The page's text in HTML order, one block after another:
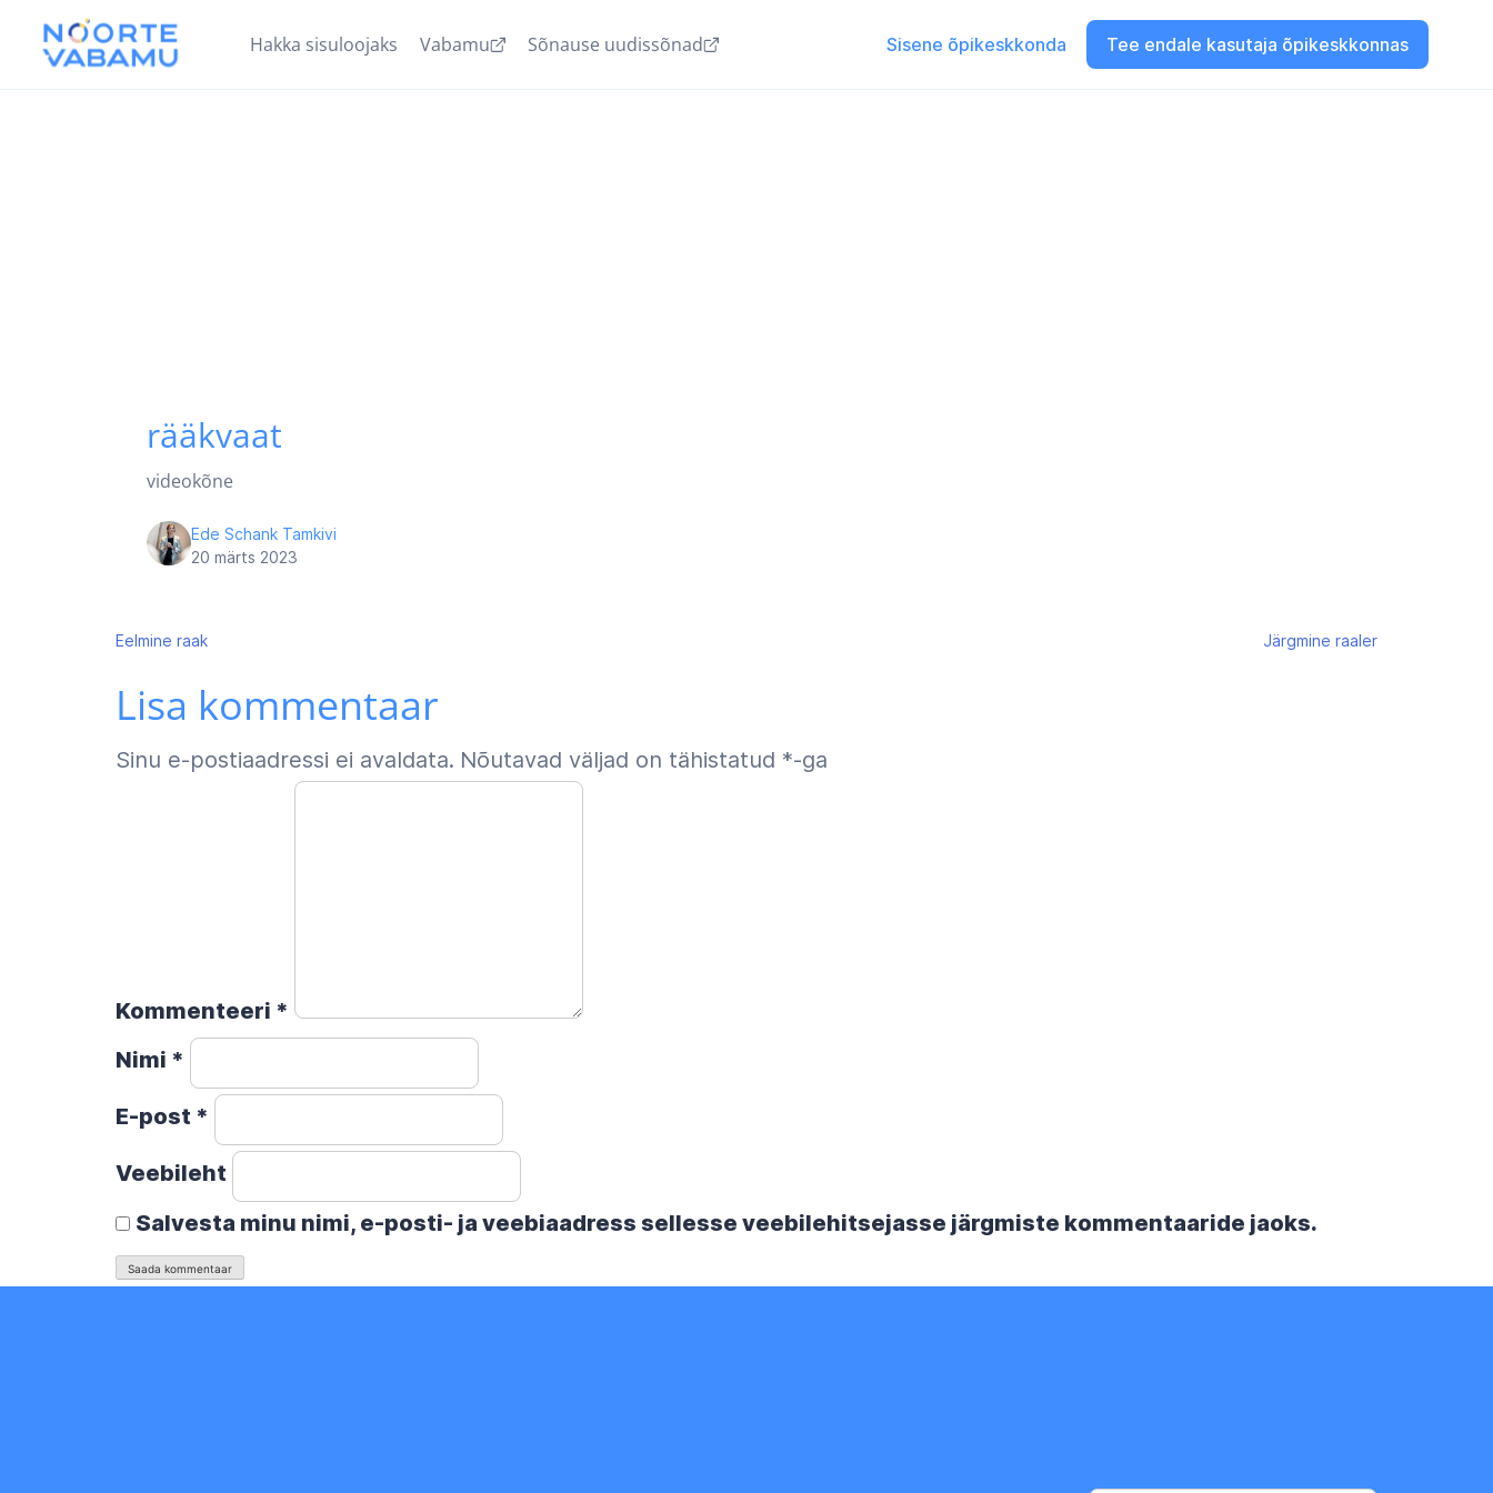
Hakka sisuloojaks Vabamu Sõnause uudissõnad Sisene õpikeskkonda Tee endale kasutaja õpikeskkonnas
rääkvaat
videokõne
Ede Schank Tamkivi
20 märts 2023
Navigeerimine
Eelmine raak Järgmine raaler
Lisa kommentaar
Sinu e-postiaadressi ei avaldata. Nõutavad väljad on tähistatud *-ga
Kommenteeri *
Nimi *
E-post *
Veebileht
Salvesta minu nimi, e-posti- ja veebiaadress sellesse veebilehitsejasse järgmiste kommentaaride jaoks.